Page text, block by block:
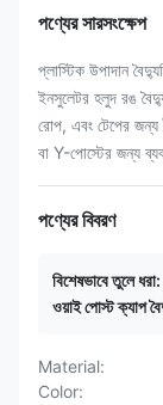
পণ্যের সারসংক্ষেপ
প্লাস্টিক উপাদান
ইনসুলেটর হলুদ রঙ
রোপ, এবং টেপের জন্য
বা Y-পোস্টের জন্য
পণ্যের বিবরণ
বিশেষভাবে তুলে ধরা:
ওয়াই পোস্ট ক্যাপ
Material:
Color: